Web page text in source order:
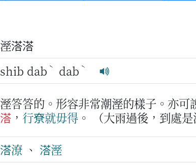
溼溚溚
shib dab ˋ dab ˋ
溼答答的。形容非常潮溼的樣子。亦可
溚 ， 行尞就毋得 。
（大雨過後，到處
溚潦 、 溚溼